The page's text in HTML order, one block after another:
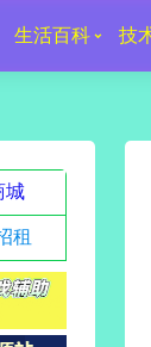
生活百科 技
城
租